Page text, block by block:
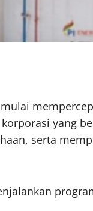
yang
serta